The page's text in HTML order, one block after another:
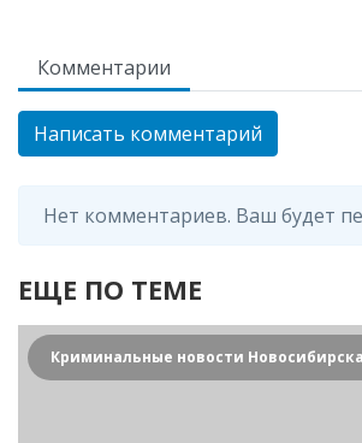
Комментарии
Написать комментарий
Нет комментариев. Ваш будет
ЕЩЕ ПО ТЕМЕ